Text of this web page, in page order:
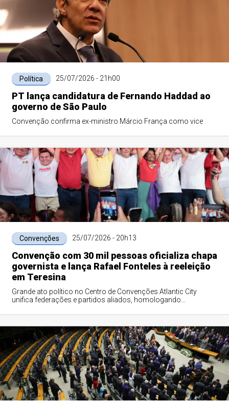
Política 25/07/2026 - 21h00
PT lança candidatura de Fernando Haddad ao
governo de São Paulo
Convenção confirma ex-ministro Márcio França como vice
Convenções 25/07/2026 - 20h13
Convenção com 30 mil pessoas oficializa chapa
governista e lança Rafael Fonteles à reeleição
em Teresina
Grande ato político no Centro de Convenções Atlantic City
unifica federações e partidos aliados, homologando